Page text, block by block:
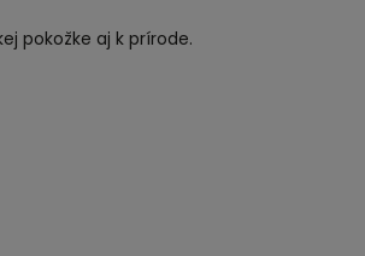
pokožke aj k prírode.